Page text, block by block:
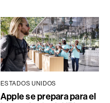
ESTADOS UNIDOS
Apple se prepara para el